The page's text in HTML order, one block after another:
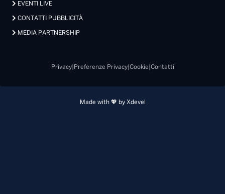
EVENTI LIVE
CONTATTI PUBBLICITÀ
MEDIA PARTNERSHIP
Privacy| Preferenze Privacy| Cookie Contatti
Made with 💖 by Xdevel